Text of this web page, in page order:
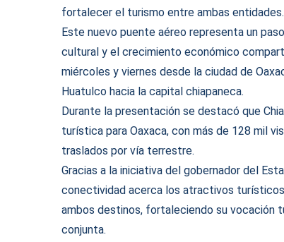
fortalecer el turismo entre ambas entidades.
Este nuevo puente aéreo representa un
cultural y el crecimiento económico
miércoles y viernes desde la ciudad de
Huatulco hacia la capital chiapaneca.
Durante la presentación se destacó que
turística para Oaxaca, con más de 128 mil
traslados por vía terrestre.
Gracias a la iniciativa del gobernador del
conectividad acerca los atractivos
ambos destinos, fortaleciendo su vocación
conjunta.